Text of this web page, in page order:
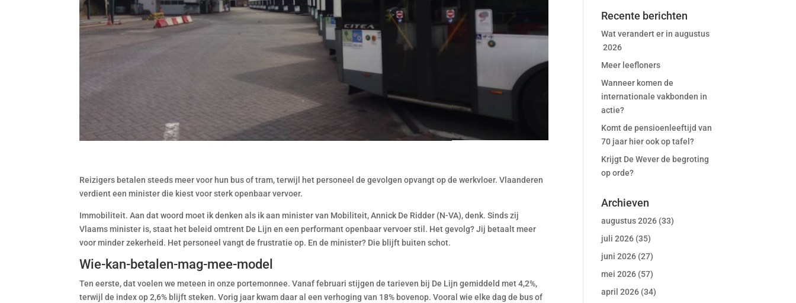
Reizigers betalen steeds meer voor hun bus of tram, terwijl het personeel de gevolgen opvangt op de werkvloer. Vlaanderen
verdient een minister die kiest voor sterk openbaar vervoer.
Immobiliteit. Aan dat woord moet ik denken als ik aan minister van Mobiliteit, Annick De Ridder (N-VA), denk. Sinds zij
Vlaams minister is, staat het beleid omtrent De Lijn en een performant openbaar vervoer stil. Het gevolg? Jij betaalt meer
voor minder zekerheid. Het personeel vangt de frustratie op. En de minister? Die blijft buiten schot.
Wie-kan-betalen-mag-mee-model
Ten eerste, dat voelen we meteen in onze portemonnee. Vanaf februari stijgen de tarieven bij De Lijn gemiddeld met 4,2%,
terwijl de index op 2,6% blijft steken. Vorig jaar kwam daar al een verhoging van 18% bovenop. Vooral wie elke dag de bus of
Recente berichten
Wat verandert er in augustus
2026
Meer leefloners
Wanneer komen de
internationale vakbonden in
actie?
Komt de pensioenleeftijd van
70 jaar hier ook op tafel?
Krijgt De Wever de begroting
op orde?
Archieven
augustus 2026 (33)
juli 2026 (35)
juni 2026 (27)
mei 2026 (57)
april 2026 (34)